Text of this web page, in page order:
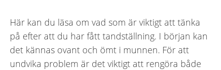
Här kan du läsa om vad som är viktigt att tänka
på efter att du har fått tandställning. I början kan
det kännas ovant och ömt i munnen. För att
undvika problem är det viktigt att rengöra både